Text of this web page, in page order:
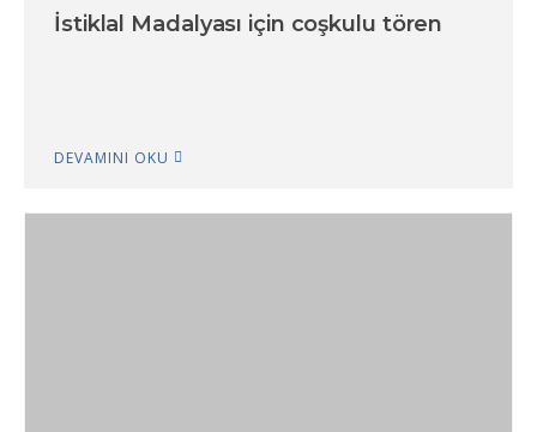
İstiklal Madalyası için coşkulu tören
DEVAMINI OKU